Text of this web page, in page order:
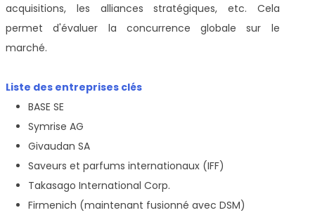
acquisitions, les alliances stratégiques, etc. Cela
permet d'évaluer la concurrence globale sur le
marché.
Liste des entreprises clés
BASE SE
Symrise AG
Givaudan SA
Saveurs et parfums internationaux (IFF)
Takasago International Corp.
Firmenich (maintenant fusionné avec DSM)